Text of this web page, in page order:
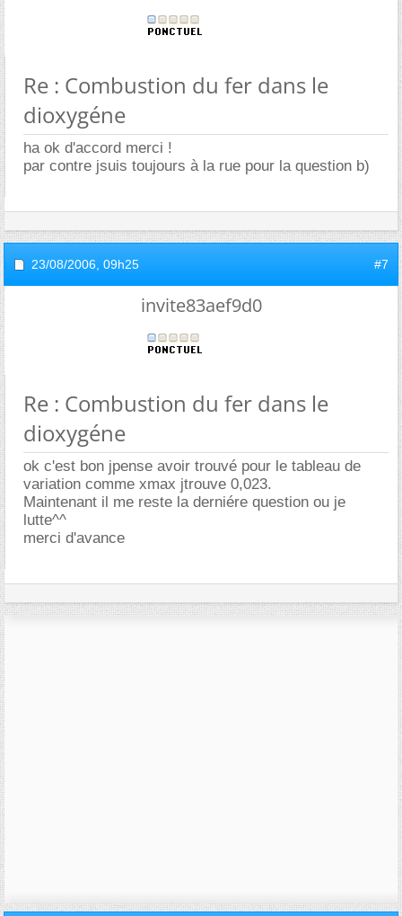
Re : Combustion du fer dans le
dioxygéne
ha ok d'accord merci !
par contre jsuis toujours à la rue pour la question b)
23/08/2006, 09h25 #7
invite83aef9d0
Re : Combustion du fer dans le
dioxygéne
ok c'est bon jpense avoir trouvé pour le tableau de
variation comme xmax jtrouve 0,023.
Maintenant il me reste la derniére question ou je
lutte^^
merci d'avance